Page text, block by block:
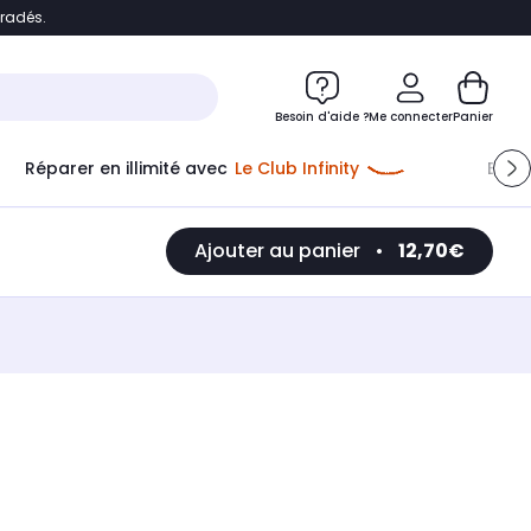
Accéder directement au chatbot
Besoin d'aide ?Me connecterPanier
Réparer en illimité avec Le Club Infinity
Ajouter au panier • 12,70€